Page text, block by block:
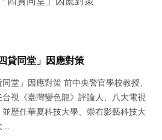
貸同堂」因應對策
堂」因應對策 前中央警官學校教授、
視《臺灣變色龍》評論人、八大電視
歷任華夏科技大學、崇右影藝科技大